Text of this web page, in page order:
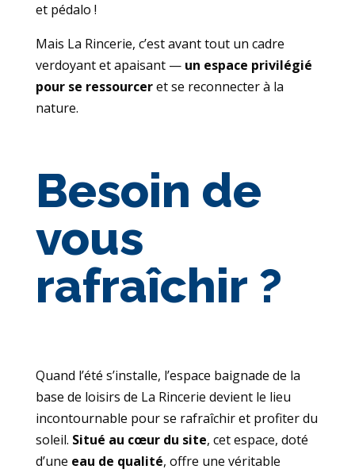
et pédalo !
Mais La Rincerie, c’est avant tout un cadre
verdoyant et apaisant — un espace privilégié
pour se ressourceret se reconnecter à la
nature.
Besoin de
vous
rafraîchir ?
Quand l’été s’installe, l’espace baignade de la
base de loisirs de La Rincerie devient le lieu
incontournable pour se rafraîchir et profiter du
soleil. Situé au cœur du site, cet espace, doté
d’une eau de qualité, offre une véritable